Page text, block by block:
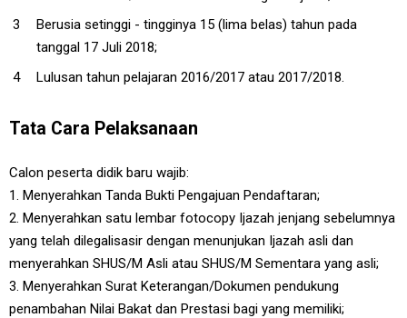
Berusia setinggi - tingginya 15 (lima belas) tahun pada
tanggal 17 Juli 2018;
Lulusan tahun pelajaran 2016/2017 atau 2017/2018.
Tata Cara Pelaksanaan
Calon peserta didik baru wajib:
1. Menyerahkan Tanda Bukti Pengajuan Pendaftaran;
2. Menyerahkan satu lembar fotocopy Ijazah jenjang sebelumnya
yang telah dilegalisasir dengan menunjukan Ijazah asli dan
menyerahkan SHUS/M Asli atau SHUS/M Sementara yang asli;
3. Menyerahkan Surat Keterangan/Dokumen pendukung
penambahan Nilai Bakat dan Prestasi bagi yang memiliki;